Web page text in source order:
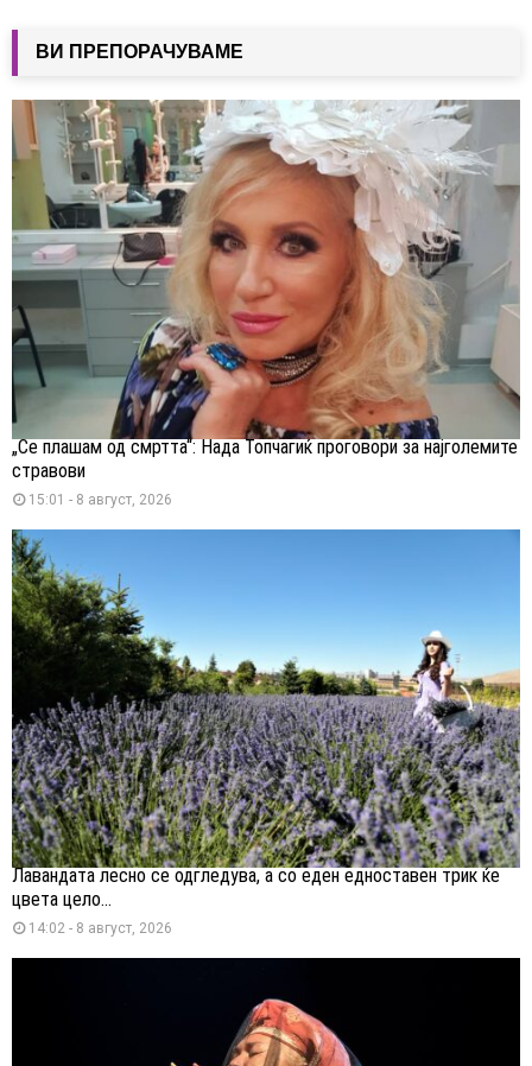
написи
ВИ ПРЕПОРАЧУВАМЕ
„Се плашам од смртта“: Нада Топчагиќ проговори за најголемите
стравови
15:01 - 8 август, 2026
Лавандата лесно се одгледува, а со еден едноставен трик ќе
цвета цело...
14:02 - 8 август, 2026